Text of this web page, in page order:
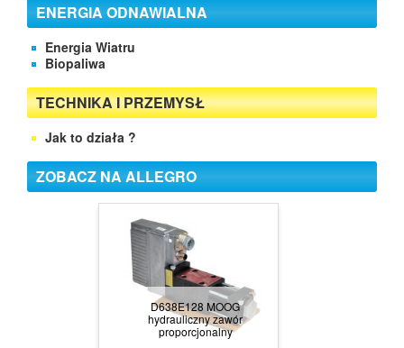
ENERGIA ODNAWIALNA
Energia Wiatru
Biopaliwa
TECHNIKA I PRZEMYSŁ
Jak to działa ?
ZOBACZ NA ALLEGRO
D638E128 MOOG
hydrauliczny zawór
proporcjonalny